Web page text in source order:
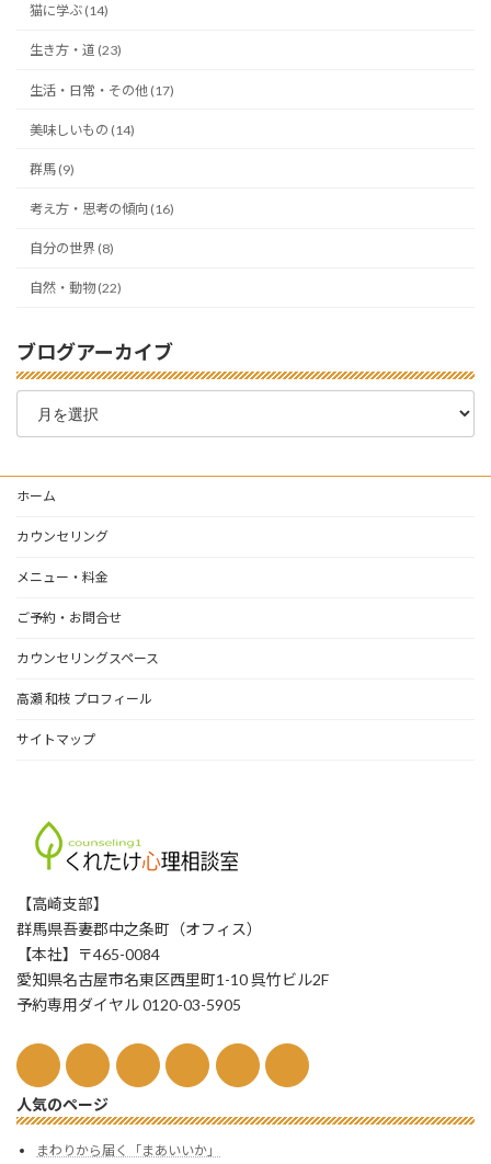
猫に学ぶ (14)
生き方・道 (23)
生活・日常・その他 (17)
美味しいもの (14)
群馬 (9)
考え方・思考の傾向 (16)
自分の世界 (8)
自然・動物 (22)
ブログアーカイブ
ブ
グ
ー
カ
ブ
ホーム
カウンセリング
メニュー・料金
ご予約・お問合せ
カウンセリングスペース
高瀬 和枝 プロフィール
サイトマップ
【高崎支部】
群馬県吾妻郡中之条町（オフィス）
【本社】〒465-0084
愛知県名古屋市名東区西里町1-10 呉竹ビル2F
予約専用ダイヤル 0120-03-5905
人気のページ
まわりから届く「まあいいか」